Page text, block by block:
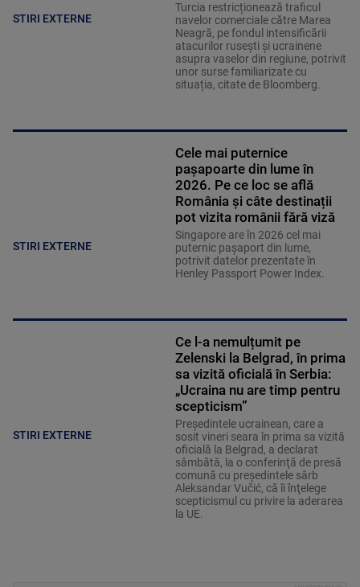
STIRI EXTERNE
Turcia restricționează traficul
navelor comerciale către Marea
Neagră, pe fondul intensificării
atacurilor rusești și ucrainene
asupra vaselor din regiune, potrivit
unor surse familiarizate cu
situația, citate de Bloomberg.
STIRI EXTERNE
Cele mai puternice
pașapoarte din lume în
2026. Pe ce loc se află
România și câte destinații
pot vizita românii fără viză
Singapore are în 2026 cel mai
puternic pașaport din lume,
potrivit datelor prezentate în
Henley Passport Power Index.
STIRI EXTERNE
Ce l-a nemulțumit pe
Zelenski la Belgrad, în prima
sa vizită oficială în Serbia:
„Ucraina nu are timp pentru
scepticism”
Preşedintele ucrainean, care a
sosit vineri seara în prima sa vizită
oficială la Belgrad, a declarat
sâmbătă, la o conferinţă de presă
comună cu preşedintele sârb
Aleksandar Vučić, că îi înţelege
scepticismul cu privire la aderarea
la UE.